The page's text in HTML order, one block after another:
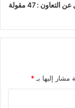
حكم و أقوال عن التعاون : 47 مقولة
مشار إليها بـ *